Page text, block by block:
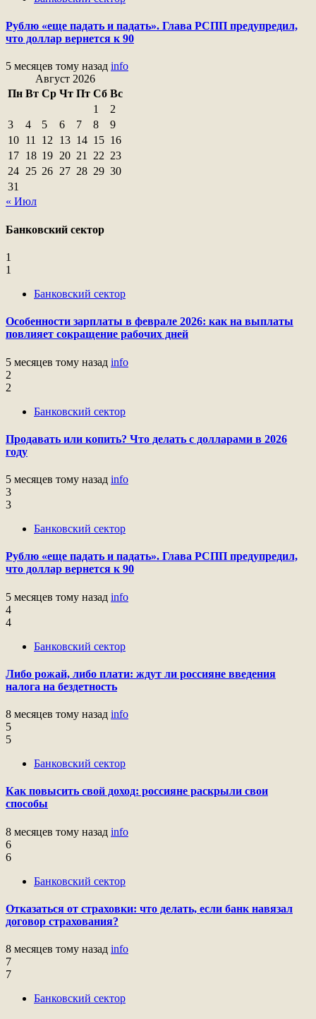
Рублю «еще падать и падать». Глава РСПП предупредил,
что доллар вернется к 90
5 месяцев тому назад info
Август 2026
Пн Вт Ср Чт Пт Сб Вс
1
2
3
4 5 6 7 8
9
10 11 12 13 14 15 16
17 18 19 20 21 22 23
24 25 26 27 28 29 30
31
« Июл
Банковский сектор
1
1
Банковский сектор
Особенности зарплаты в феврале 2026: как на выплаты
повлияет сокращение рабочих дней
5 месяцев тому назад info
2
2
Банковский сектор
Продавать или копить? Что делать с долларами в 2026
году
5 месяцев тому назад info
3
3
Банковский сектор
Рублю «еще падать и падать». Глава РСПП предупредил,
что доллар вернется к 90
5 месяцев тому назад info
4
4
Банковский сектор
Либо рожай, либо плати: ждут ли россияне введения
налога на бездетность
8 месяцев тому назад info
5
5
Банковский сектор
Как повысить свой доход: россияне раскрыли свои
способы
8 месяцев тому назад info
6
6
Банковский сектор
Отказаться от страховки: что делать, если банк навязал
договор страхования?
8 месяцев тому назад info
7
7
Банковский сектор